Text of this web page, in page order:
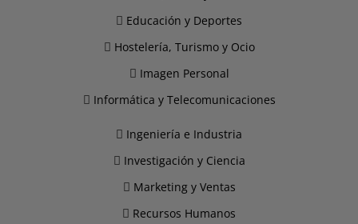
Educación y Deportes
Hostelería, Turismo y Ocio
Imagen Personal
Informática y Telecomunicaciones
Ingeniería e Industria
Investigación y Ciencia
Marketing y Ventas
Recursos Humanos